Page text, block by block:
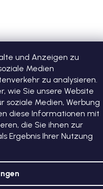
und Anzeigen zu
Medien
zu analysieren.
wie Sie unsere Website
soziale Medien, Werbung
diese Informationen mit
die Sie ihnen zur
Ergebnis Ihrer Nutzung